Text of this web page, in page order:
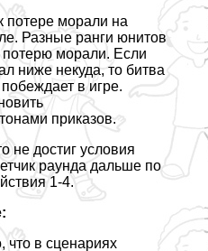
потере морали на
Разные ранги юнитов
морали. Если
ниже некуда, то битва
в игре.
приказов.
не достиг условия
раунда дальше по
1-4.
что в сценариях